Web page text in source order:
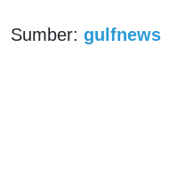
Sumber: gulfnews